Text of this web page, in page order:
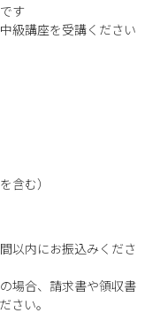
す
級講座を受講ください
む）
以内にお振込みくださ
場合、請求書や領収書
さい。